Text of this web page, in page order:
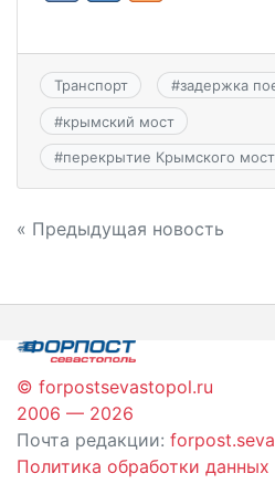
Транспорт #задержка
#крымский мост
#перекрытие Крымского
Навигация
записям
« Предыдущая новость
© forpostsevastopol.ru
2006 — 2026
Почта редакции:
Политика обработки данных